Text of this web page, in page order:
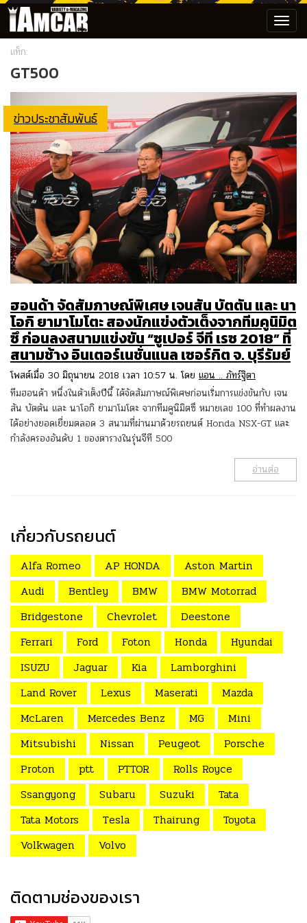
แท็ก:
GT500
ข่าวประชาสัมพันธ์
ฮอนด้า จัดสัมภาษณ์พิเศษ เจนสัน บัตตัน และ นา
โอกิ ยามาโมโตะ สองนักแข่งตัวเต็งจากทีมคูนิมิต
ซึ ก่อนลงสนามแข่งขัน “ซูเปอร์ จีที เรซ 2018” ที่
สนามช้าง อินเตอร์เนชั่นแนล เซอร์กิต จ. บุรีรัมย์
โพสต์เมื่อ 30 มิถุนายน 2018 เวลา 10:57 น. โดย แอน .. ภัทร์ฐิตา
ทีมฮอนด้า หนึ่งในตัวเต็งปีนี้ ได้จัดสัมภาษณ์พิเศษก่อนเริ่มการแข่งขันกับ เจน
สัน บัตตัน และ นาโอกิ ยามาโมโตะ จากทีมคูนิมิตซึ หมายเลข 100 ที่ทำผลงาน
ได้อย่างยอดเยี่ยมตลอด 3 สนามที่ผ่านมาด้วยรถยนต์ Honda NSX-GT และ
กำลังครองอันดับ 1 ของตารางในรุ่นจีที 500
อ่านต่อ
เกี่ยวกับรถยนต์
Alfa Romeo AP HONDA
Aston Martin
Audi
Bentley BMW
BMW Motorrad
Bridgestone
Chevrolet
Deestone
Ferrari
Ford Foton Honda
Hyundai
ISUZU
Jaguar Kia
Lamborghini
Land Rover
Lexus Maserati
Mazda
McLaren
Mercedes Benz MG
Mini
Mitsubishi
Nissan Peugeot
Porsche
Proton
ptt PTTOR
Rolls Royce
Ssangyong
Subaru Suzuki
Tata
Tata Motors
Tesla Thairung
Toyota
Volkwagen
Volvo
ติดตามช่องของเรา